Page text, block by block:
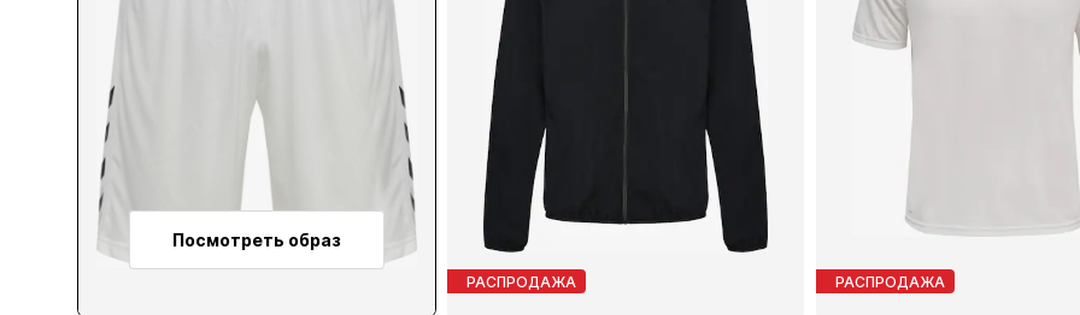
Посмотреть образ
РАСПРОДАЖА РАСПРОДАЖА